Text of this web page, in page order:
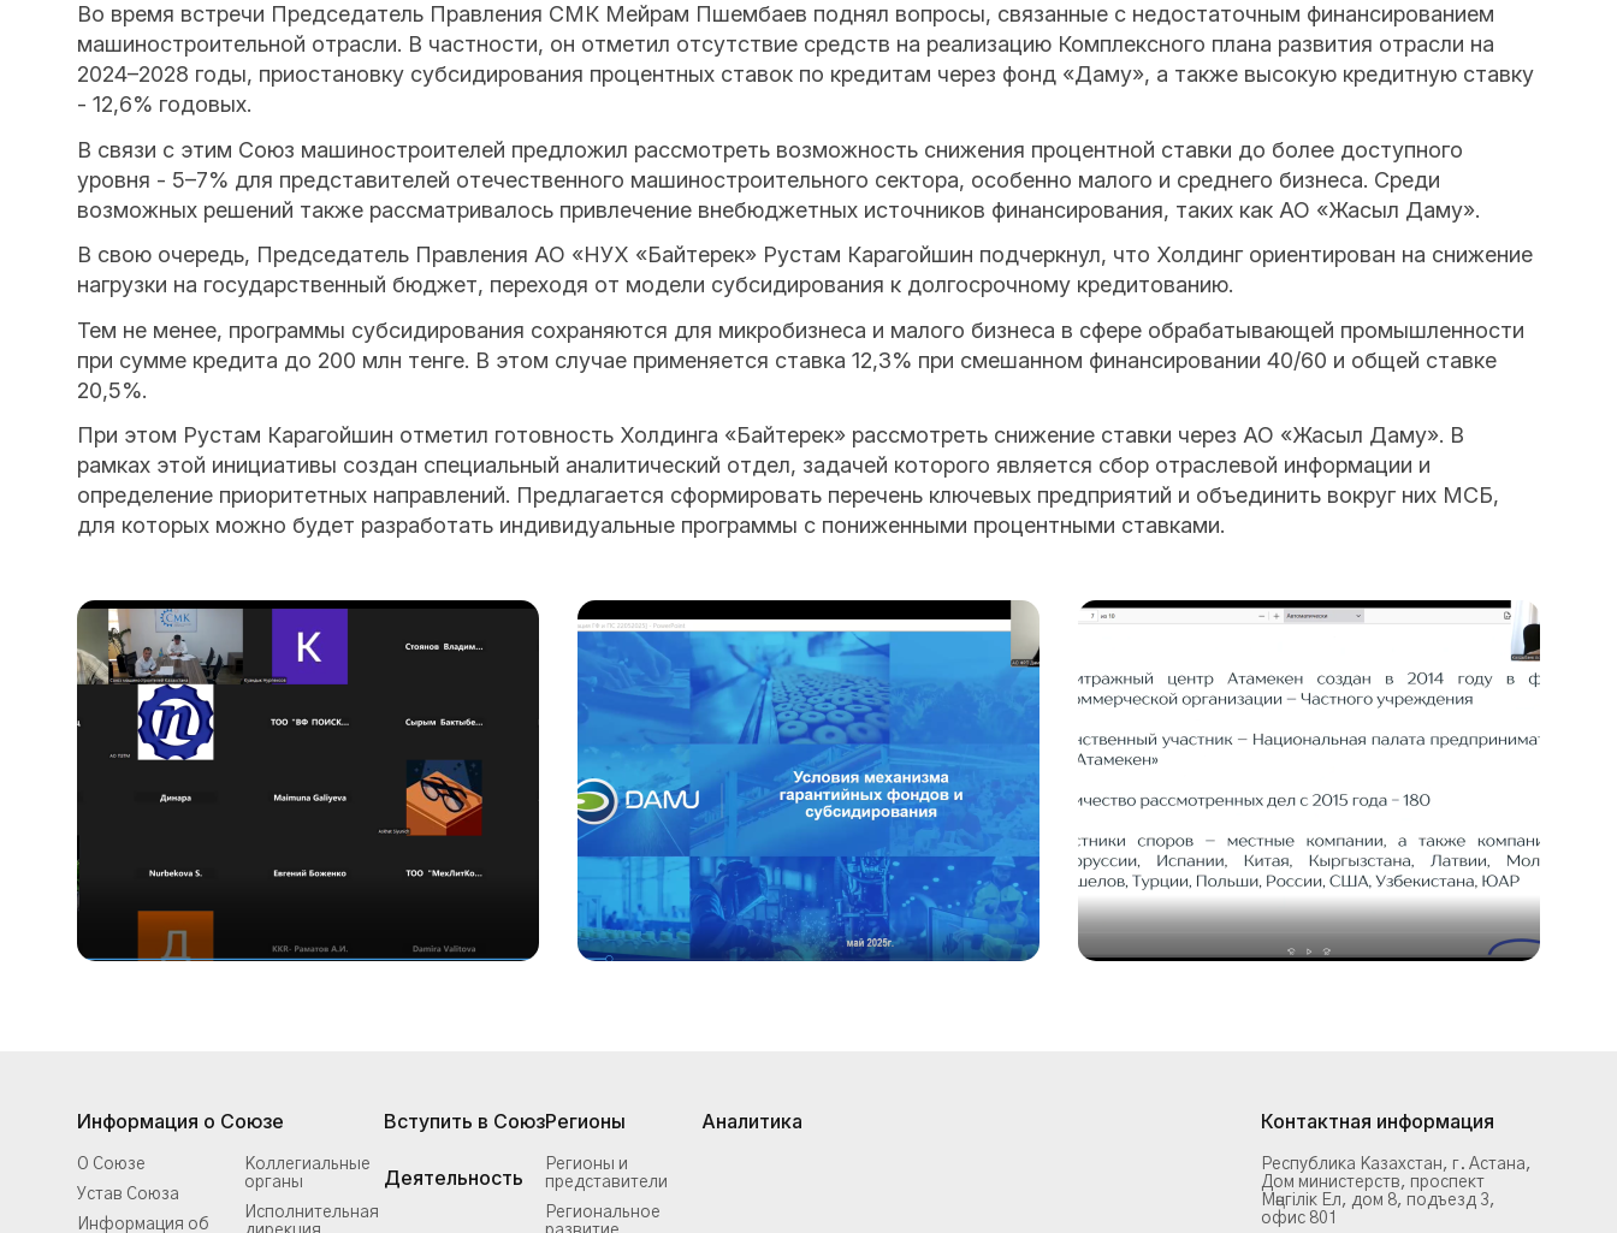
Во время встречи Председатель Правления СМК Мейрам Пшембаев поднял вопросы, связанные с недостаточным финансированием
машиностроительной отрасли. В частности, он отметил отсутствие средств на реализацию Комплексного плана развития отрасли на
2024–2028 годы, приостановку субсидирования процентных ставок по кредитам через фонд «Даму», а также высокую кредитную ставку
- 12,6% годовых.
В связи с этим Союз машиностроителей предложил рассмотреть возможность снижения процентной ставки до более доступного
уровня - 5–7% для представителей отечественного машиностроительного сектора, особенно малого и среднего бизнеса. Среди
возможных решений также рассматривалось привлечение внебюджетных источников финансирования, таких как АО «Жасыл Даму».
В свою очередь, Председатель Правления АО «НУХ «Байтерек» Рустам Карагойшин подчеркнул, что Холдинг ориентирован на снижение
нагрузки на государственный бюджет, переходя от модели субсидирования к долгосрочному кредитованию.
Тем не менее, программы субсидирования сохраняются для микробизнеса и малого бизнеса в сфере обрабатывающей промышленности
при сумме кредита до 200 млн тенге. В этом случае применяется ставка 12,3% при смешанном финансировании 40/60 и общей ставке
20,5%.
При этом Рустам Карагойшин отметил готовность Холдинга «Байтерек» рассмотреть снижение ставки через АО «Жасыл Даму». В
рамках этой инициативы создан специальный аналитический отдел, задачей которого является сбор отраслевой информации и
определение приоритетных направлений. Предлагается сформировать перечень ключевых предприятий и объединить вокруг них МСБ,
для которых можно будет разработать индивидуальные программы с пониженными процентными ставками.
Информация о Союзе
О Союзе
Устав Союза
Информация об
Коллегиальные
органы
Исполнительная
Вступить в Союз
Деятельность
Регионы
Регионы и
представители
Региональное
Аналитика Контактная информация
Республика Казахстан, г. Астана,
Дом министерств, проспект
Мәңгілік Ел, дом 8, подъезд 3,
офис 801